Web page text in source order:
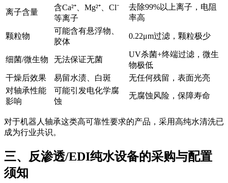
离子含量
含Ca²⁺、Mg²⁺、Cl⁻
等离子
去除99%以上离子，电阻
率高
颗粒物
可能含有悬浮物、
胶体
0.22μm过滤，颗粒极少
细菌/微生物 无法保证无菌
UV杀菌+终端过滤，微生
物极低
干燥后效果
易留水渍、白斑
无任何残留，表面光亮
对轴承性能
影响
可能引发电化学腐
蚀
无腐蚀风险，保障寿命
对于机器人轴承这类高可靠性要求的产品，采用高纯水清洗已
成为行业共识。
三、反渗透/EDI纯水设备的采购与配置
须知